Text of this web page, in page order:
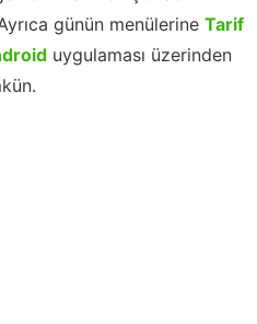
günün menülerine Tarif
uygulaması üzerinden